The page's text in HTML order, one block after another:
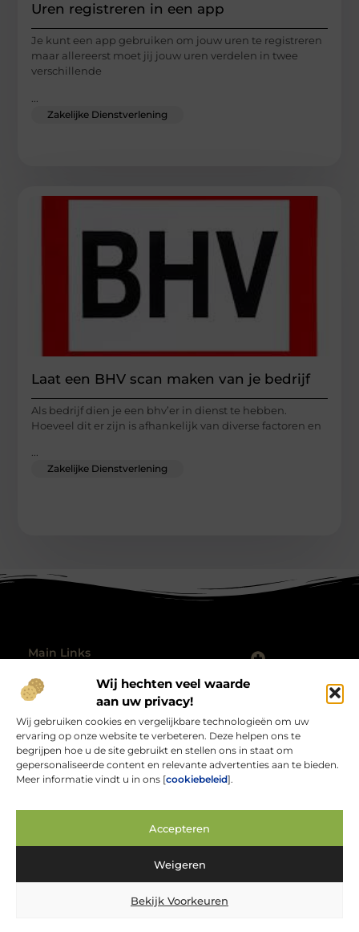
Wij hechten veel waarde
aan uw privacy!
Wij gebruiken cookies en vergelijkbare technologieën om uw
ervaring op onze website te verbeteren. Deze helpen ons te
begrijpen hoe u de site gebruikt en stellen ons in staat om
gepersonaliseerde content en relevante advertenties aan te bieden.
Meer informatie vindt u in ons [cookiebeleid].
Accepteren
Weigeren
Bekijk Voorkeuren
Uren registreren in een app
Je kunt een app gebruiken om jouw uren te registreren
maar allereerst moet jij jouw uren verdelen in twee
verschillende
Zakelijke Dienstverlening
Laat een BHV scan maken van je bedrijf
Als bedrijf dien je een bhv’er in dienst te hebben.
Hoeveel dit er zijn is afhankelijk van diverse factoren en
Zakelijke Dienstverlening
Main Links
@2025 All Right Reserved.
www.rabocupnoorddrenthe.nl.
Bericht categorie
Rabocupnoorddrenthe.nl – Jouw bron van
en verrassend maakt.